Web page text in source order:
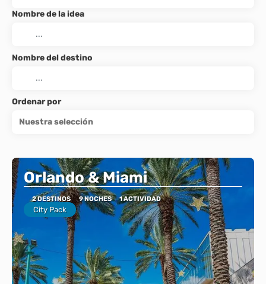
Nombre de la idea
Nombre del destino
Ordenar por
Nuestra selección
Orlando & Miami
2 DESTINOS 9 NOCHES 1 ACTIVIDAD
City Pack